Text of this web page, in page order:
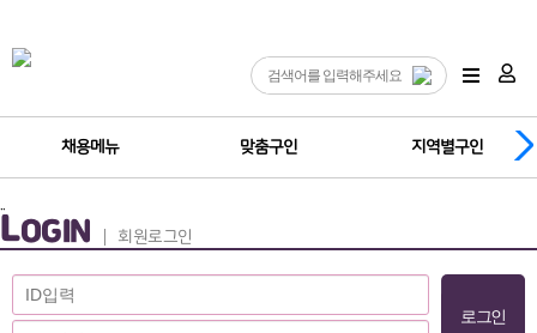
채용메뉴 맞춤구인 지역별구인
..LOGIN 회원로그인